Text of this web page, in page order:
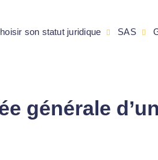
générale
son statut juridique SAS